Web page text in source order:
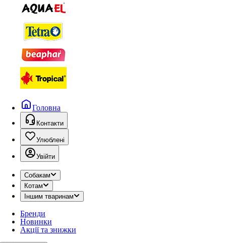
Головна
Контакти
Улюблені
Увійти
Собакам
Котам
Іншим тваринам
Бренди
Новинки
Акції та знижки